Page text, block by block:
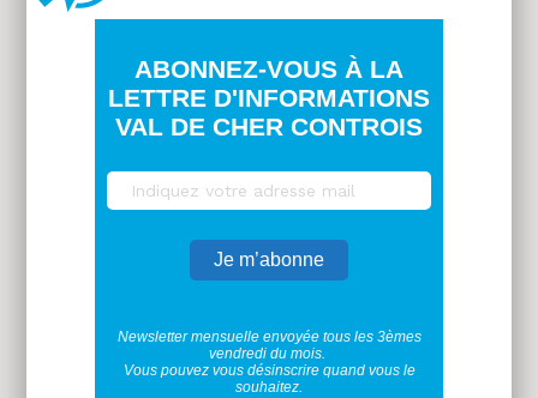
ABONNEZ-VOUS À LA
LETTRE D'INFORMATIONS
VAL DE CHER CONTROIS
Newsletter mensuelle envoyée tous les 3èmes
vendredi du mois.
Vous pouvez vous désinscrire quand vous le
souhaitez.